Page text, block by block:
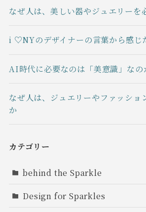
なぜ人は、美しい器やジュエリーを
i ♡NYのデザイナーの言葉から感じ
AI時代に必要なのは「美意識」なの
なぜ人は、ジュエリーやファッショ
か
カテゴリー
behind the Sparkle
Design for Sparkles